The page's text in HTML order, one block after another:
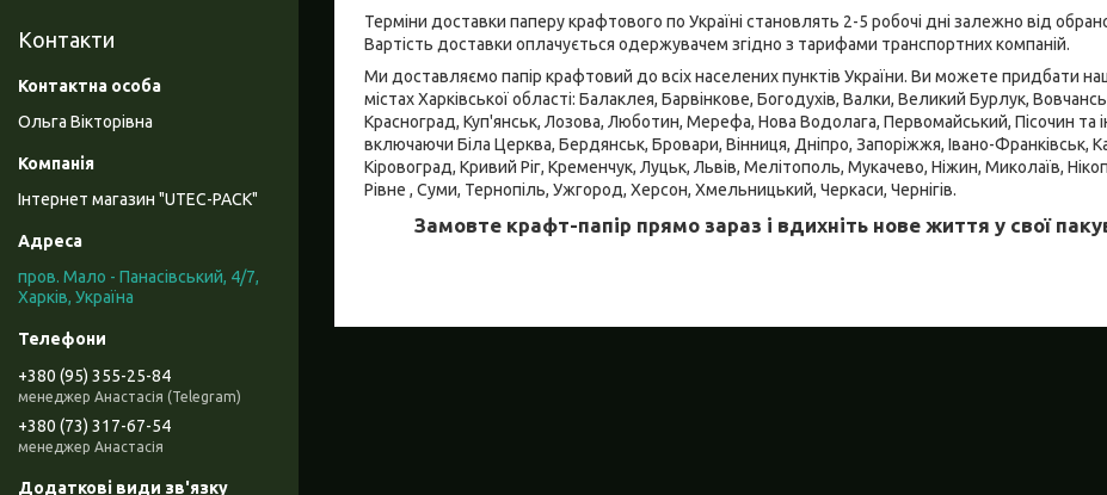
Терміни доставки паперу крафтового по Україні становлять 2-5 робочі дні залежно від
Вартість доставки оплачується одержувачем згідно з тарифами транспортних компаній.
Ми доставляємо папір крафтовий до всіх населених пунктів України. Ви можете придбати
містах Харківської області: Балаклея, Барвінкове, Богодухів, Валки, Великий Бурлук,
Красноград, Куп'янськ, Лозова, Люботин, Мерефа, Нова Водолага, Первомайський, Пісочин та
включаючи Біла Церква, Бердянськ, Бровари, Вінниця, Дніпро, Запоріжжя, Івано-Франківськ,
Кіровоград, Кривий Ріг, Кременчук, Луцьк, Львів, Мелітополь, Мукачево, Ніжин, Миколаїв,
Рівне , Суми, Тернопіль, Ужгород, Херсон, Хмельницький, Черкаси, Чернігів.
Замовте крафт-папір прямо зараз і вдихніть нове життя у свої
Контакти
Ольга Вікторівна
Інтернет магазин "UTEC-PACK"
пров. Мало - Панасівський, 4/7,
Харків, Україна
+380 (95) 355-25-84
менеджер Анастасія (Telegram)
+380 (73) 317-67-54
менеджер Анастасія